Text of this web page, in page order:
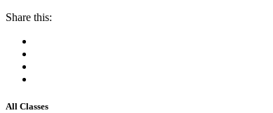
Share this:
All Classes